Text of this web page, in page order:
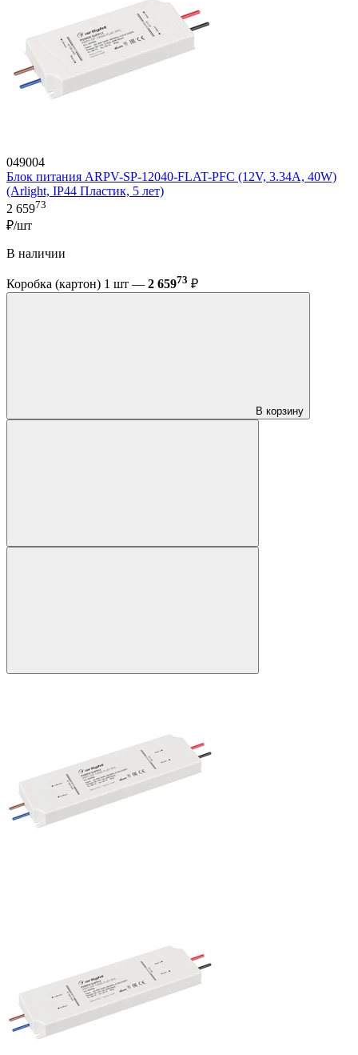
049004
Блок питания ARPV-SP-12040-FLAT-PFC (12V, 3.34A, 40W)
(Arlight, IP44 Пластик, 5 лет)
2 65973
₽/шт
В наличии
Коробка (картон) 1 шт — 2 65973 ₽
В корзину